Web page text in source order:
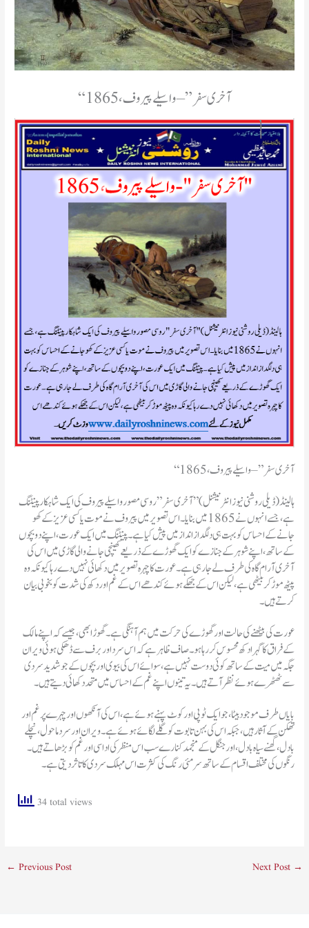
“آخری سفر” – واسیلے پیروف، 1865
“آخری سفر” – واسیلے پیروف، 1865
ہالینڈ(ڈیلی روشنی نیوز انٹرنیشنل)”آخری سفر” روسی مصور واسیلے پیروف کی ایک شاہکار پینٹنگ
ہے، جسے انہوں نے 1865 میں بنایا۔ اس تصویر میں پیروف نے موت یا کسی عزیز کے کھو
جانے کے احساس کو بہت ہی دلگداز انداز میں پیش کیا ہے۔ پینٹنگ میں ایک عورت، اپنے دو بچوں
کے ساتھ، اپنے شوہر کے جنازے کو ایک گھوڑے کے ذریعے کھینچی جانے والی گاڑی میں اس کی
آخری آرام گاہ کی طرف لے جا رہی ہے۔ عورت کا چہرہ تصویر میں دکھائی نہیں دے رہا کیونکہ وہ
پیٹھ موڑ کر بیٹھی ہے، لیکن اس کے جھکے ہوئے کندھے اس کے غم اور دکھ کی شدت کو بخوبی بیان
کرتے ہیں۔
عورت کی بیٹھنے کی حالت اور گھوڑے کی حرکت میں ہم آہنگی ہے۔ گھوڑا بھی، جیسے کہ اپنے مالک
کے فراق کا گہرا دکھ محسوس کر رہا ہو۔ صاف ظاہر ہے کہ اس سرد اور برف سے ڈھکی ہوئی ویران
جگہ میں میت کے ساتھ کوئی دوست نہیں ہے، سوائے اس کی بیوی اور بچوں کے جو شدید سردی
سے ٹھٹھرے ہوئے نظر آتے ہیں۔ یہ تینوں اپنے غم کے احساس میں متحد دکھائی دیتے ہیں۔
بایاں طرف موجود بیٹا، جو ایک ٹوپی اور کوٹ پہنے ہوئے ہے، اس کی آنکھوں اور چہرے پر غم اور
تھکن کے آثار ہیں، جبکہ اس کی بہن تابوت کو گلے لگائے ہوئے ہے۔ ویران اور سرد ماحول، نچلے
بادل، گھنے سیاہ بادل، اور جنگل کے منجمد کنارے سب اس منظر کی اداسی اور غم کو بڑھاتے ہیں۔
رنگوں کی مختلف اقسام کے ساتھ سرمئی رنگ کی کثرت اس مہلک سردی کا تاثر دیتی ہے۔
34 total views
← Previous Post Next Post →